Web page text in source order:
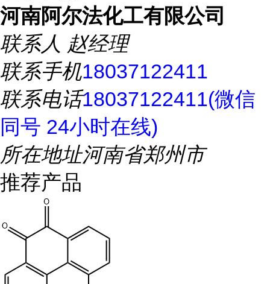
河南阿尔法化工有限公司
联系人 赵经理
联系手机18037122411
联系电话18037122411(微信
同号 24小时在线)
所在地址河南省郑州市
推荐产品